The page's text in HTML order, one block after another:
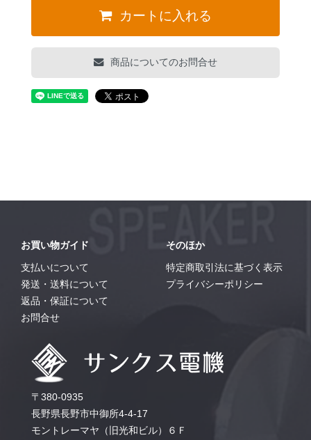
カートに入れる
商品についてのお問合せ
お買い物ガイド
支払いについて
発送・送料について
返品・保証について
お問合せ
そのほか
特定商取引法に基づく表示
プライバシーポリシー
〒380-0935
長野県長野市中御所4-4-17
モントレーマヤ（旧光和ビル）６Ｆ